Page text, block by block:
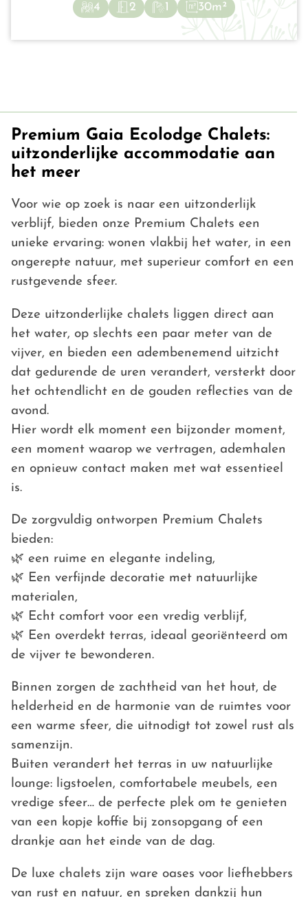
4 2 1 30m²
Premium Gaia Ecolodge Chalets:
uitzonderlijke accommodatie aan
het meer
Voor wie op zoek is naar een uitzonderlijk
verblijf, bieden onze Premium Chalets een
unieke ervaring: wonen vlakbij het water, in een
ongerepte natuur, met superieur comfort en een
rustgevende sfeer.
Deze uitzonderlijke chalets liggen direct aan
het water, op slechts een paar meter van de
vijver, en bieden een adembenemend uitzicht
dat gedurende de uren verandert, versterkt door
het ochtendlicht en de gouden reflecties van de
avond.
Hier wordt elk moment een bijzonder moment,
een moment waarop we vertragen, ademhalen
en opnieuw contact maken met wat essentieel
is.
De zorgvuldig ontworpen Premium Chalets
bieden:
🌿 een ruime en elegante indeling,
🌿 Een verfijnde decoratie met natuurlijke
materialen,
🌿 Echt comfort voor een vredig verblijf,
🌿 Een overdekt terras, ideaal georiënteerd om
de vijver te bewonderen.
Binnen zorgen de zachtheid van het hout, de
helderheid en de harmonie van de ruimtes voor
een warme sfeer, die uitnodigt tot zowel rust als
samenzijn.
Buiten verandert het terras in uw natuurlijke
lounge: ligstoelen, comfortabele meubels, een
vredige sfeer… de perfecte plek om te genieten
van een kopje koffie bij zonsopgang of een
drankje aan het einde van de dag.
De luxe chalets zijn ware oases voor liefhebbers
van rust en natuur, en spreken dankzij hun